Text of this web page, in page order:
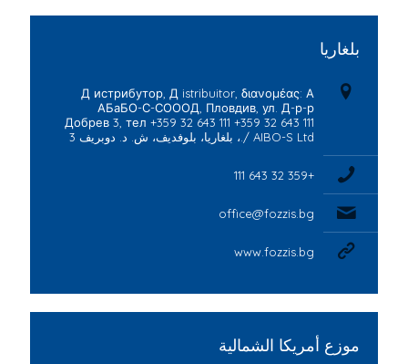
بلغاريا
Д истрибутор, Д istribuitor, διανομέας: А
АБаБО-С-СОООД, Пловдив, ул. Д-р-р
Добрев 3, тел +359 32 643 111 +359 32 643 111
/ AIBO-S Ltd.، بلغاريا، بلوفديف، ش. د. دوبريف 3
+359 32 643 111
office@fozzis.bg
www.fozzis.bg
موزع أمريكا الشمالية